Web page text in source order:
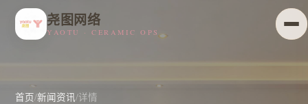
尧图网络
YAOTU · CERAMIC OPS
首页/新闻资讯/详情